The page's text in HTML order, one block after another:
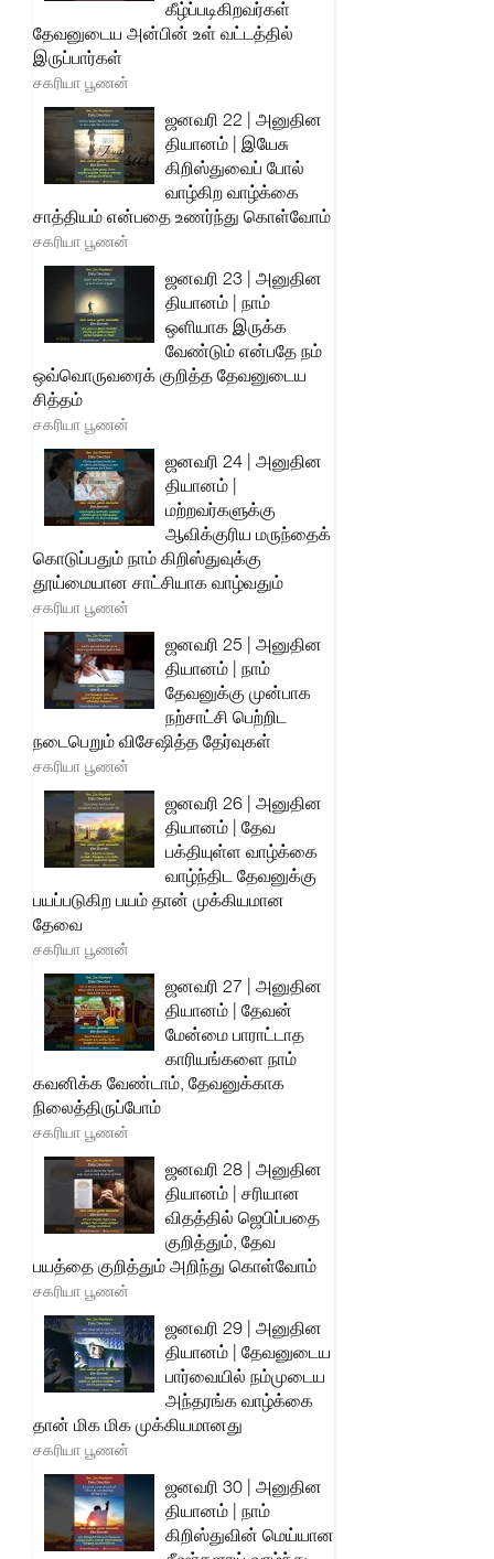
கீழ்ப்படிகிறவர்கள்
தேவனுடைய அன்பின் உள் வட்டத்தில்
இருப்பார்கள்
சகரியா பூணன்
ஜனவரி 22 | அனுதின
தியானம் | இயேசு
கிறிஸ்துவைப் போல்
வாழ்கிற வாழ்க்கை
சாத்தியம் என்பதை உணர்ந்து கொள்வோம்
சகரியா பூணன்
ஜனவரி 23 | அனுதின
தியானம் | நாம்
ஒளியாக இருக்க
வேண்டும் என்பதே நம்
ஒவ்வொருவரைக் குறித்த தேவனுடைய
சித்தம்
சகரியா பூணன்
ஜனவரி 24 | அனுதின
தியானம் |
மற்றவர்களுக்கு
ஆவிக்குரிய மருந்தைக்
கொடுப்பதும் நாம் கிறிஸ்துவுக்கு
தூய்மையான சாட்சியாக வாழ்வதும்
சகரியா பூணன்
ஜனவரி 25 | அனுதின
தியானம் | நாம்
தேவனுக்கு முன்பாக
நற்சாட்சி பெற்றிட
நடைபெறும் விசேஷித்த தேர்வுகள்
சகரியா பூணன்
ஜனவரி 26 | அனுதின
தியானம் | தேவ
பக்தியுள்ள வாழ்க்கை
வாழ்ந்திட தேவனுக்கு
பயப்படுகிற பயம் தான் முக்கியமான
தேவை
சகரியா பூணன்
ஜனவரி 27 | அனுதின
தியானம் | தேவன்
மேன்மை பாராட்டாத
காரியங்களை நாம்
கவனிக்க வேண்டாம், தேவனுக்காக
நிலைத்திருப்போம்
சகரியா பூணன்
ஜனவரி 28 | அனுதின
தியானம் | சரியான
விதத்தில் ஜெபிப்பதை
குறித்தும், தேவ
பயத்தை குறித்தும் அறிந்து கொள்வோம்
சகரியா பூணன்
ஜனவரி 29 | அனுதின
தியானம் | தேவனுடைய
பார்வையில் நம்முடைய
அந்தரங்க வாழ்க்கை
தான் மிக மிக முக்கியமானது
சகரியா பூணன்
ஜனவரி 30 | அனுதின
தியானம் | நாம்
கிறிஸ்துவின் மெய்யான